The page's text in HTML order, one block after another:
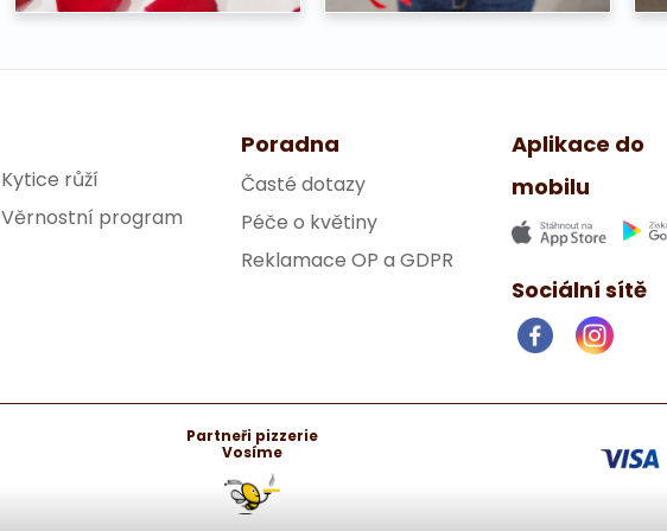
Kytice růží
Věrnostní program
Poradna
Časté dotazy
Péče o květiny
Reklamace OP a GDPR
Aplikace do
mobilu
Sociální sítě
Partneři pizzerie
Vosíme